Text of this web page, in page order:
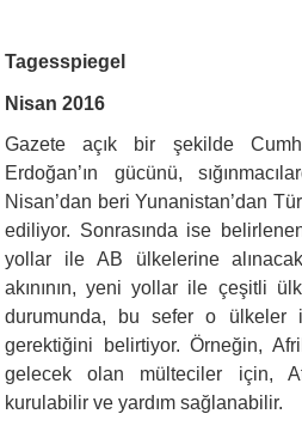
Tagesspiegel
Nisan 2016
Gazete açık bir şekilde
Erdoğan’ın gücünü,
Nisan’dan beri Yunanistan’dan
ediliyor. Sonrasında ise
yollar ile AB ülkelerine
akınının, yeni yollar ile çeşitli
durumunda, bu sefer o ülkeler
gerektiğini belirtiyor. Örneğin,
gelecek olan mülteciler için,
kurulabilir ve yardım sağlanabilir.